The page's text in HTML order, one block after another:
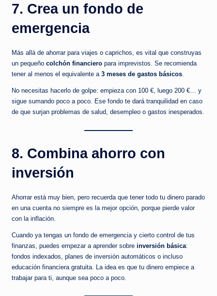
7. Crea un fondo de
emergencia
Más allá de ahorrar para viajes o caprichos, es vital que construyas
un pequeño colchón financiero para imprevistos. Se recomienda
tener al menos el equivalente a 3 meses de gastos básicos.
No necesitas hacerlo de golpe: empieza con 100 €, luego 200 €… y
sigue sumando poco a poco. Ese fondo te dará tranquilidad en caso
de que surjan problemas de salud, desempleo o gastos inesperados.
8. Combina ahorro con
inversión
Ahorrar está muy bien, pero recuerda que tener todo tu dinero parado
en una cuenta no siempre es la mejor opción, porque pierde valor
con la inflación.
Cuando ya tengas un fondo de emergencia y cierto control de tus
finanzas, puedes empezar a aprender sobre inversión básica:
fondos indexados, planes de inversión automáticos o incluso
educación financiera gratuita. La idea es que tu dinero empiece a
trabajar para ti, aunque sea poco a poco.